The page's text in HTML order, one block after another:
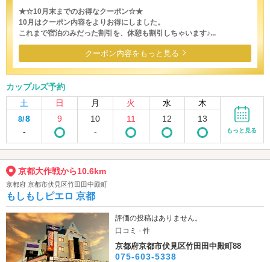
★☆10月末までのお得なクーポン☆★
10月はクーポン内容をよりお得にしました。
これまで宿泊のみだった割引を、休憩も割引しちゃいます♪...
クーポン内容をもっと見る
カップルズ予約
土
日 月 火 水 木
8/8
-
9
10
-
11 12 13
もっと見る
京都大作戦から10.6km
京都府 京都市伏見区竹田田中殿町
もしもしピエロ 京都
評価の投稿はありません。
口コミ - 件
京都府京都市伏見区竹田田中殿町88
075-603-5338